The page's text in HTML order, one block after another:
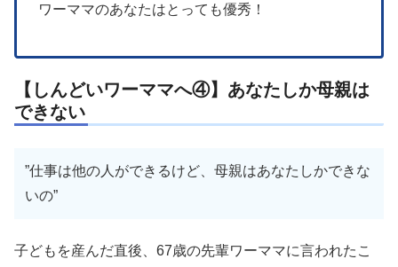
ワーママのあなたはとっても優秀！
【しんどいワーママへ④】あなたしか母親は
できない
”仕事は他の人ができるけど、母親はあなたしかできな
いの”
子どもを産んだ直後、67歳の先輩ワーママに言われたこ